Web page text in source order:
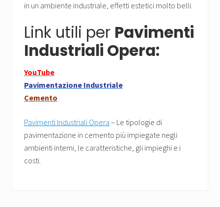
in un ambiente industriale, effetti estetici molto belli.
Link utili per Pavimenti
Industriali Opera:
YouTube
Pavimentazione Industriale
Cemento
Pavimenti Industriali Opera – Le tipologie di
pavimentazione in cemento più impiegate negli
ambienti interni, le caratteristiche, gli impieghi e i
costi.